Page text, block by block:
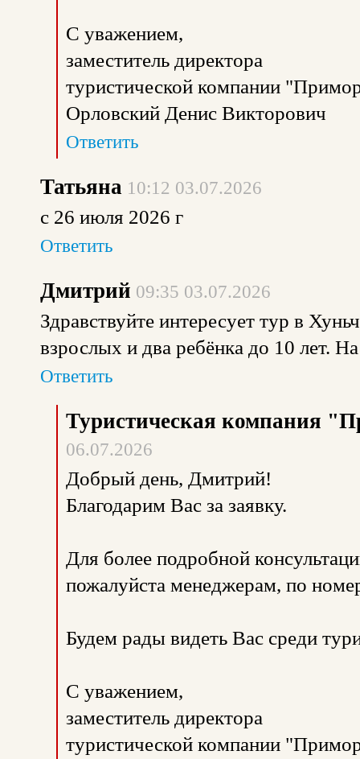
С уважением,
заместитель директора
туристической компании
Орловский Денис Викторович
Ответить
Татьяна 10:12 03.07.2026
с 26 июля 2026 г
Ответить
Дмитрий 09:35 03.07.2026
Здравствуйте интересует тур в
взрослых и два ребёнка до 10 лет.
Ответить
Туристическая компания
06.07.2026
Добрый день, Дмитрий!
Благодарим Вас за заявку.
Для более подробной
пожалуйста менеджерам, по
Будем рады видеть Вас среди
С уважением,
заместитель директора
туристической компании